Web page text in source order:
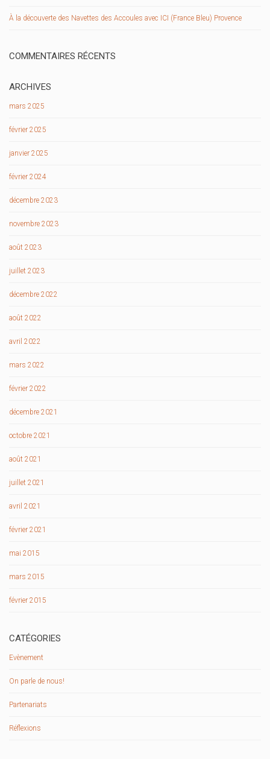
À la découverte des Navettes des Accoules avec ICI (France Bleu) Provence
COMMENTAIRES RÉCENTS
ARCHIVES
mars 2025
février 2025
janvier 2025
février 2024
décembre 2023
novembre 2023
août 2023
juillet 2023
décembre 2022
août 2022
avril 2022
mars 2022
février 2022
décembre 2021
octobre 2021
août 2021
juillet 2021
avril 2021
février 2021
mai 2015
mars 2015
février 2015
CATÉGORIES
Evènement
On parle de nous!
Partenariats
Réflexions